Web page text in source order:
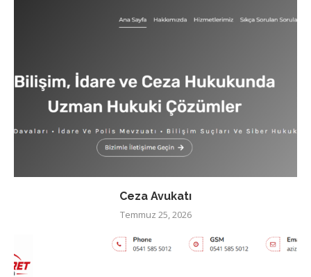
Ceza Avukatı
Temmuz 25, 2026